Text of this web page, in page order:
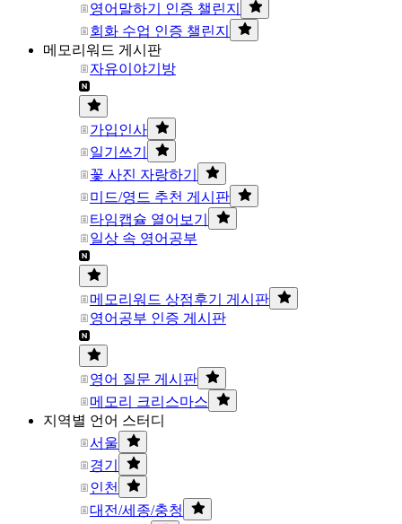
영어말하기 인증 챌린지
회화 수업 인증 챌린지
메모리워드 게시판
자유이야기방
가입인사
일기쓰기
꽃 사진 자랑하기
미드/영드 추천 게시판
타임캡슐 열어보기
일상 속 영어공부
메모리워드 상점후기 게시판
영어공부 인증 게시판
영어 질문 게시판
메모리 크리스마스
지역별 언어 스터디
서울
경기
인천
대전/세종/충청